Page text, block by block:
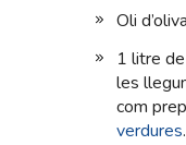
Oli
1 litre de
les
com
verdures.